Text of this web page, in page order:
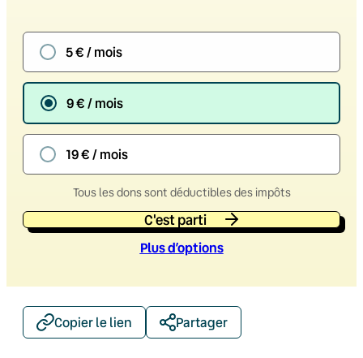
5 € / mois
9 € / mois
19 € / mois
Tous les dons sont déductibles des impôts
C'est parti
Plus d’options
Copier le lien Partager